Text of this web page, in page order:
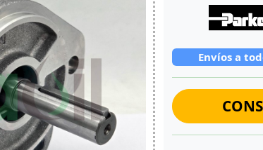
Envíos a